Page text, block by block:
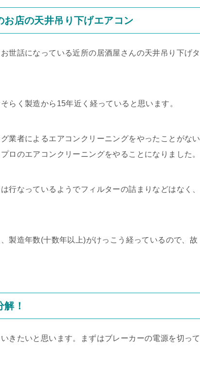
店の天井吊り下げエアコン
世話になっている近所の居酒屋さんの天井吊り下げタ
らく製造から15年近く経っていると思います。
業者によるエアコンクリーニングをやったことがない
ロのエアコンクリーニングをやることになりました。
行なっているようでフィルターの詰まりなどはなく、
製造年数(十数年以上)がけっこう経っているので、故
！
きたいと思います。まずはブレーカーの電源を切って